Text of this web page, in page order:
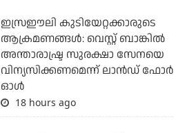
ഇസ്രഈലി കുടിയേറ്റക്കാരുടെ
ആക്രമണങ്ങള്‍: വെസ്റ്റ് ബാങ്കില്‍
അന്താരാഷ്ട്ര സുരക്ഷാ സേനയെ
വിന്യസിക്കണമെന്ന് ലാന്‍ഡ് ഫോര്‍
ഓള്‍
18 hours ago